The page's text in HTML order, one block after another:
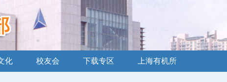
化 校友会 下载专区 上海有机所